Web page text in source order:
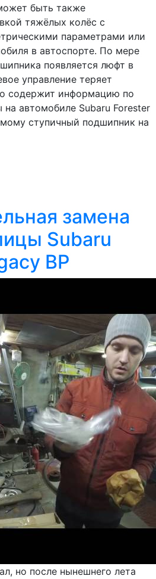
быть также
тяжёлых колёс с
параметрами или
в автоспорте. По мере
появляется люфт в
управление теряет
содержит информацию по
на автомобиле Subaru Forester
ступичный подшипник на
замена
Subaru
BP
но после нынешнего лета